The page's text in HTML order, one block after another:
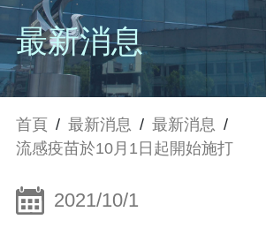
最新消息
首頁 / 最新消息 / 最新消息 /
流感疫苗於10月1日起開始施打
2021/10/1